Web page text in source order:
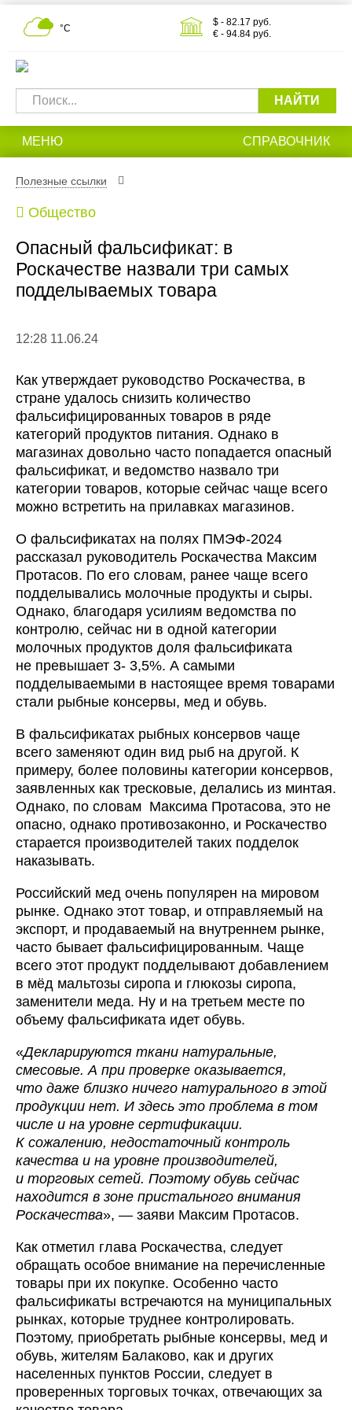
°С
$ - 82.17 руб.
€ - 94.84 руб.
НАЙТИ
МЕНЮ СПРАВОЧНИК
Полезные ссылки
Общество
Опасный фальсификат: в
Роскачестве назвали три самых
подделываемых товара
12:28 11.06.24
Как утверждает руководство Роскачества, в
стране удалось снизить количество
фальсифицированных товаров в ряде
категорий продуктов питания. Однако в
магазинах довольно часто попадается опасный
фальсификат, и ведомство назвало три
категории товаров, которые сейчас чаще всего
можно встретить на прилавках магазинов.
О фальсификатах на полях ПМЭФ-2024
рассказал руководитель Роскачества Максим
Протасов. По его словам, ранее чаще всего
подделывались молочные продукты и сыры.
Однако, благодаря усилиям ведомства по
контролю, сейчас ни в одной категории
молочных продуктов доля фальсификата
не превышает 3- 3,5%. А самыми
подделываемыми в настоящее время товарами
стали рыбные консервы, мед и обувь.
В фальсификатах рыбных консервов чаще
всего заменяют один вид рыб на другой. К
примеру, более половины категории консервов,
заявленных как тресковые, делались из минтая.
Однако, по словам Максима Протасова, это не
опасно, однако противозаконно, и Роскачество
старается производителей таких подделок
наказывать.
Российский мед очень популярен на мировом
рынке. Однако этот товар, и отправляемый на
экспорт, и продаваемый на внутреннем рынке,
часто бывает фальсифицированным. Чаще
всего этот продукт подделывают добавлением
в мёд мальтозы сиропа и глюкозы сиропа,
заменители меда. Ну и на третьем месте по
объему фальсификата идет обувь.
«Декларируются ткани натуральные,
смесовые. А при проверке оказывается,
что даже близко ничего натурального в этой
продукции нет. И здесь это проблема в том
числе и на уровне сертификации.
К сожалению, недостаточный контроль
качества и на уровне производителей,
и торговых сетей. Поэтому обувь сейчас
находится в зоне пристального внимания
Роскачества», — заяви Максим Протасов.
Как отметил глава Роскачества, следует
обращать особое внимание на перечисленные
товары при их покупке. Особенно часто
фальсификаты встречаются на муниципальных
рынках, которые труднее контролировать.
Поэтому, приобретать рыбные консервы, мед и
обувь, жителям Балаково, как и других
населенных пунктов России, следует в
проверенных торговых точках, отвечающих за